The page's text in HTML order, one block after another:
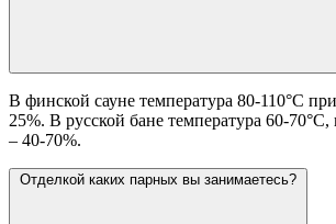
В финской сауне температура 80-110°C
25%. В русской бане температура 60-
– 40-70%.
Отделкой каких парных вы занимаетесь?